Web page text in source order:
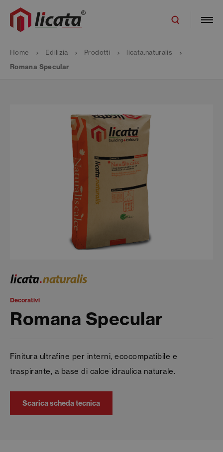
Home Edilizia Prodotti
licata.naturalis
Romana Specular
Decorativi
Romana Specular
Finitura ultrafine per interni, ecocompatibile e
traspirante, a base di calce idraulica naturale.
Scarica scheda tecnica